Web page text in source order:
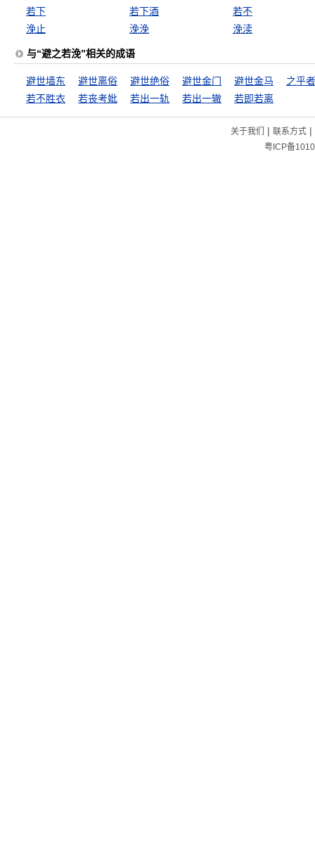
若下
若下酒
若不
浼止
浼浼 浼渎
与“避之若浼”相关的成语
避世墙东 避世离俗 避世绝俗 避世金门 避世金马
之乎
若不胜衣
若丧考妣 若出一轨 若出一辙 若即若离
关于我们 | 联系方式|
粤ICP备